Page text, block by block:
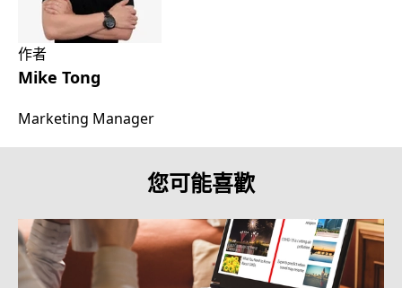
作者
Mike Tong
Marketing Manager
您可能喜歡